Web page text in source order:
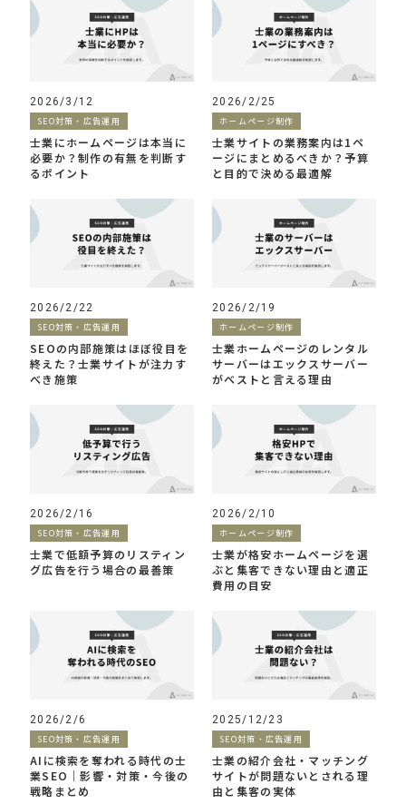
2026/3/12
SEO対策・広告運用
士業にホームページは本当に
必要か？制作の有無を判断す
るポイント
2026/2/25
ホームページ制作
士業サイトの業務案内は1ペ
ージにまとめるべきか？予算
と目的で決める最適解
2026/2/22
SEO対策・広告運用
SEOの内部施策はほぼ役目を
終えた？士業サイトが注力す
べき施策
2026/2/19
ホームページ制作
士業ホームページのレンタル
サーバーはエックスサーバー
がベストと言える理由
2026/2/16
SEO対策・広告運用
士業で低額予算のリスティン
グ広告を行う場合の最善策
2026/2/10
ホームページ制作
士業が格安ホームページを選
ぶと集客できない理由と適正
費用の目安
2026/2/6
SEO対策・広告運用
AIに検索を奪われる時代の士
業SEO｜影響・対策・今後の
戦略まとめ
2025/12/23
SEO対策・広告運用
士業の紹介会社・マッチング
サイトが問題ないとされる理
由と集客の実体